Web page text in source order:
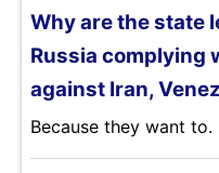
Why are the state
Russia complying
against Iran,
Because they want to.